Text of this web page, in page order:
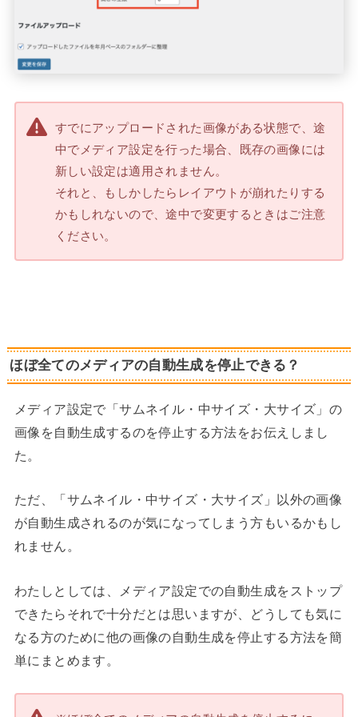
すでにアップロードされた画像がある状態で、途
中でメディア設定を行った場合、既存の画像には
新しい設定は適用されません。
それと、もしかしたらレイアウトが崩れたりする
かもしれないので、途中で変更するときはご注意
ください。
ほぼ全てのメディアの自動生成を停止できる？
メディア設定で「サムネイル・中サイズ・大サイズ」の
画像を自動生成するのを停止する方法をお伝えしまし
た。
ただ、「サムネイル・中サイズ・大サイズ」以外の画像
が自動生成されるのが気になってしまう方もいるかもし
れません。
わたしとしては、メディア設定での自動生成をストップ
できたらそれで十分だとは思いますが、どうしても気に
なる方のために他の画像の自動生成を停止する方法を簡
単にまとめます。